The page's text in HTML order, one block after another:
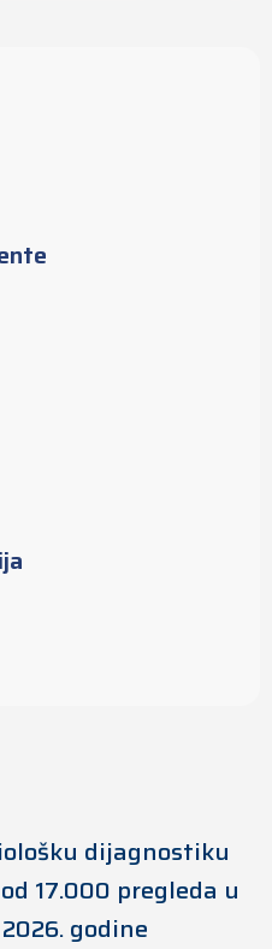
dijagnostiku
17.000 pregleda u
godine